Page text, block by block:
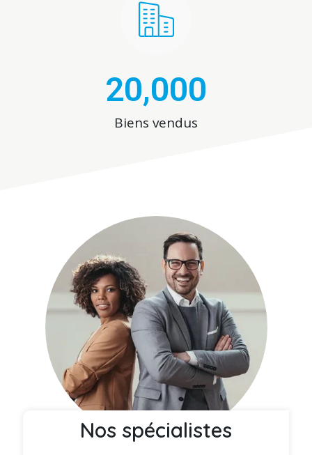
20,000
Biens vendus
Nos spécialistes